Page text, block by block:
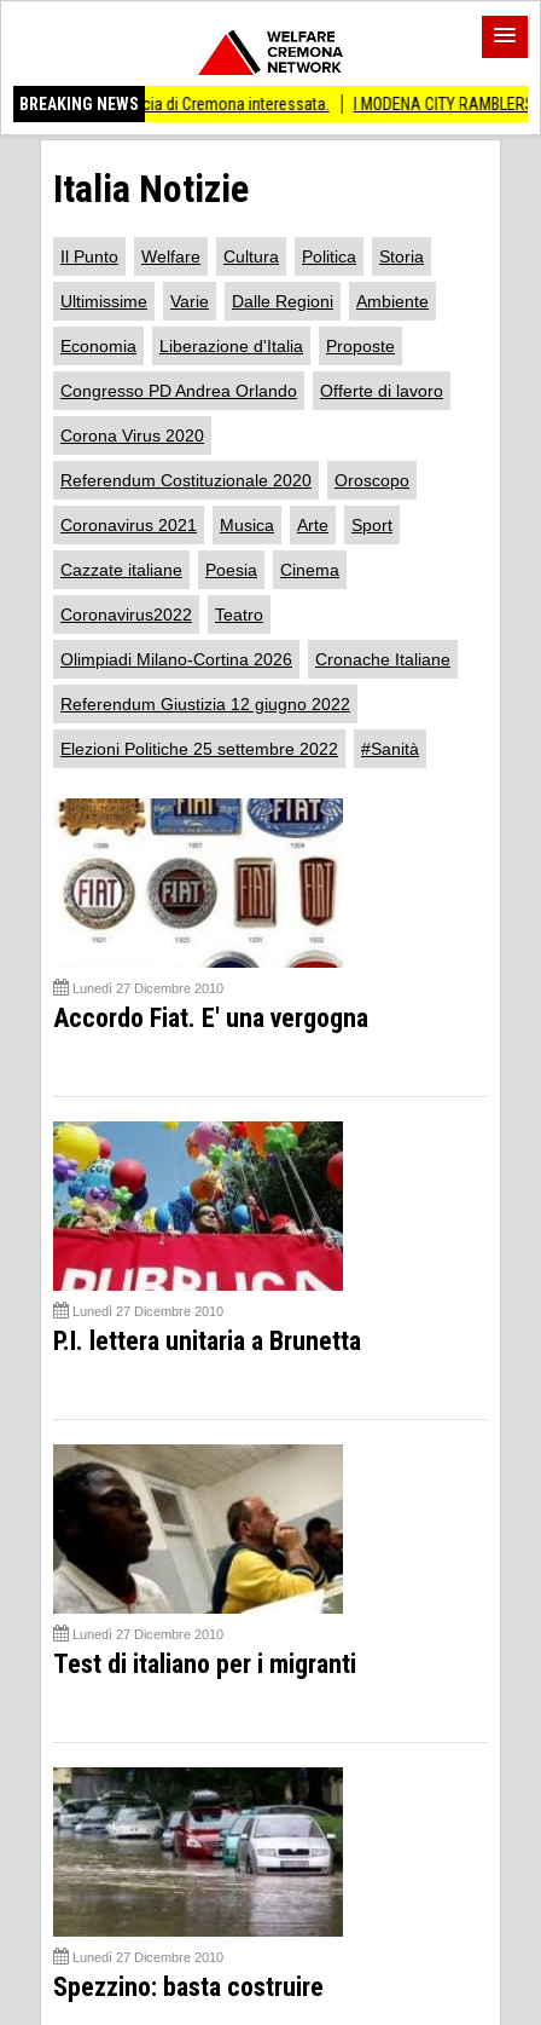
BREAKING NEWS
di Cremona interessata. I MODENA CITY RAMBLERS ARRIVANO A
Italia Notizie
Il Punto Welfare Cultura Politica Storia
Ultimissime Varie Dalle Regioni Ambiente
Economia Liberazione d'Italia Proposte
Congresso PD Andrea Orlando Offerte di lavoro
Corona Virus 2020
Referendum Costituzionale 2020 Oroscopo
Coronavirus 2021 Musica Arte Sport
Cazzate italiane Poesia Cinema
Coronavirus2022 Teatro
Olimpiadi Milano-Cortina 2026 Cronache Italiane
Referendum Giustizia 12 giugno 2022
Elezioni Politiche 25 settembre 2022 #Sanità
Lunedì 27 Dicembre 2010
Accordo Fiat. E' una vergogna
Lunedì 27 Dicembre 2010
P.I. lettera unitaria a Brunetta
Lunedì 27 Dicembre 2010
Test di italiano per i migranti
Lunedì 27 Dicembre 2010
Spezzino: basta costruire